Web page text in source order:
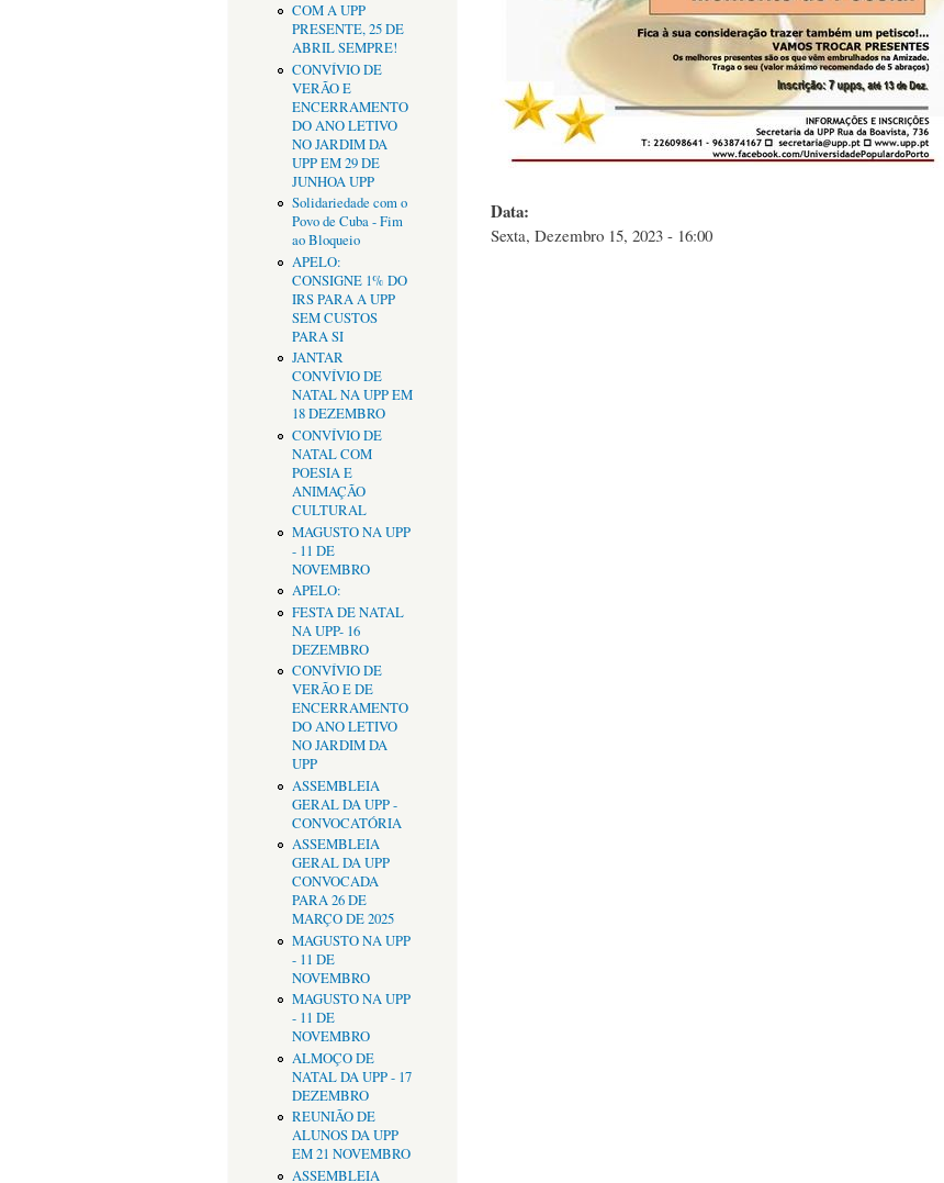
COM A UPP
PRESENTE, 25 DE
ABRIL SEMPRE!
CONVÍVIO DE
VERÃO E
ENCERRAMENTO
DO ANO LETIVO
NO JARDIM DA
UPP EM 29 DE
JUNHOA UPP
Solidariedade com o
Povo de Cuba - Fim
ao Bloqueio
APELO:
CONSIGNE 1% DO
IRS PARA A UPP
SEM CUSTOS
PARA SI
JANTAR
CONVÍVIO DE
NATAL NA UPP EM
18 DEZEMBRO
CONVÍVIO DE
NATAL COM
POESIA E
ANIMAÇÃO
CULTURAL
MAGUSTO NA UPP
- 11 DE
NOVEMBRO
APELO:
FESTA DE NATAL
NA UPP- 16
DEZEMBRO
CONVÍVIO DE
VERÃO E DE
ENCERRAMENTO
DO ANO LETIVO
NO JARDIM DA
UPP
ASSEMBLEIA
GERAL DA UPP -
CONVOCATÓRIA
ASSEMBLEIA
GERAL DA UPP
CONVOCADA
PARA 26 DE
MARÇO DE 2025
MAGUSTO NA UPP
- 11 DE
NOVEMBRO
MAGUSTO NA UPP
- 11 DE
NOVEMBRO
ALMOÇO DE
NATAL DA UPP - 17
DEZEMBRO
REUNIÃO DE
ALUNOS DA UPP
EM 21 NOVEMBRO
ASSEMBLEIA
Data:
Sexta, Dezembro 15, 2023 - 16:00